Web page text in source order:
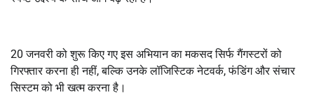
20 जनवरी को शुरू किए गए इस अभियान का मकसद सिर्फ गैंगस्टरों को
गिरफ्तार करना ही नहीं, बल्कि उनके लॉजिस्टिक नेटवर्क, फंडिंग और संचार
सिस्टम को भी खत्म करना है।